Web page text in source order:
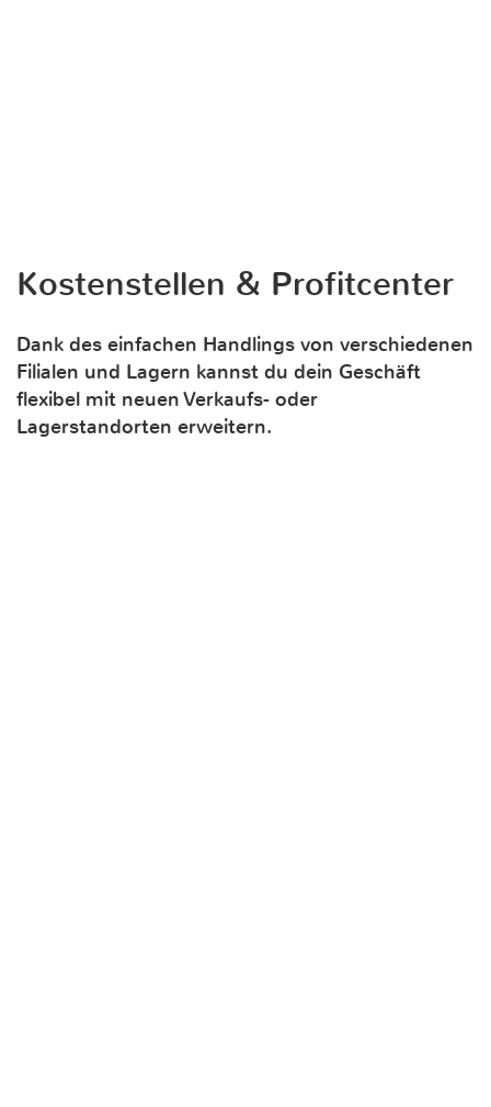
Kostenstellen & Profitcenter
Dank des einfachen Handlings von verschiedenen
Filialen und Lagern kannst du dein Geschäft
flexibel mit neuen Verkaufs- oder
Lagerstandorten erweitern.